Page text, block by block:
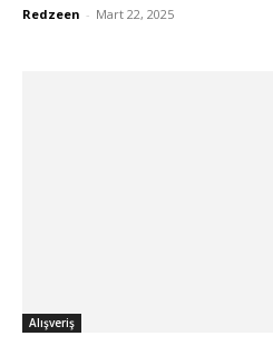
Redzeen - Mart 22, 2025
Alışveriş